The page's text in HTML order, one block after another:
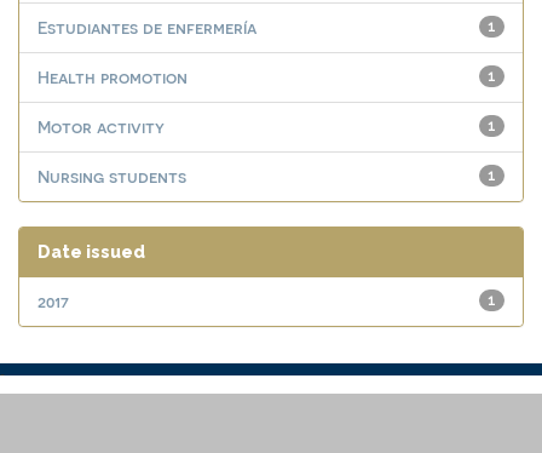
1
Estudiantes de enfermería
1
Health promotion
1
Motor activity
1
Nursing students
Date issued
1
2017